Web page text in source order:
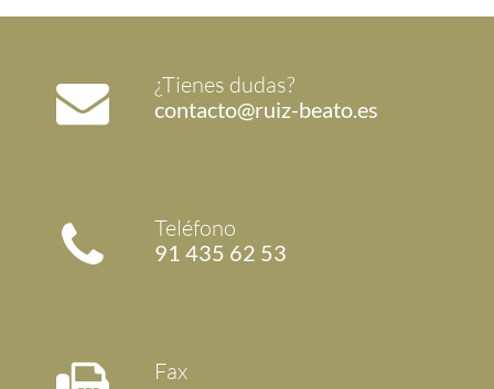
¿Tienes dudas?
contacto@ruiz-beato.es
Teléfono
91 435 62 53
Fax